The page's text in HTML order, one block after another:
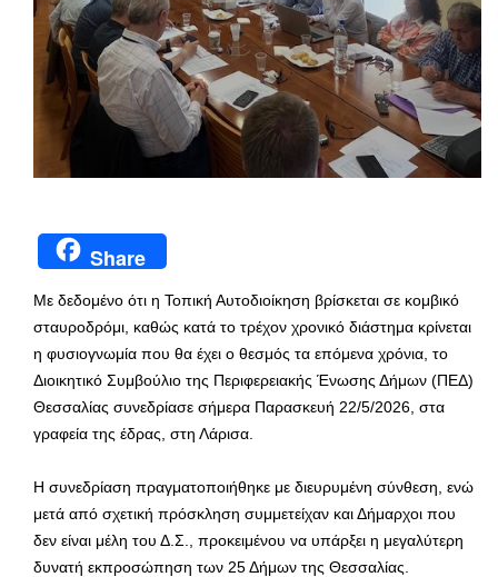
Share
Με δεδομένο ότι η Τοπική Αυτοδιοίκηση βρίσκεται σε κομβικό
σταυροδρόμι, καθώς κατά το τρέχον χρονικό διάστημα κρίνεται
η φυσιογνωμία που θα έχει ο θεσμός τα επόμενα χρόνια, το
Διοικητικό Συμβούλιο της Περιφερειακής Ένωσης Δήμων (ΠΕΔ)
Θεσσαλίας συνεδρίασε σήμερα Παρασκευή 22/5/2026, στα
γραφεία της έδρας, στη Λάρισα.
Η συνεδρίαση πραγματοποιήθηκε με διευρυμένη σύνθεση, ενώ
μετά από σχετική πρόσκληση συμμετείχαν και Δήμαρχοι που
δεν είναι μέλη του Δ.Σ., προκειμένου να υπάρξει η μεγαλύτερη
δυνατή εκπροσώπηση των 25 Δήμων της Θεσσαλίας.